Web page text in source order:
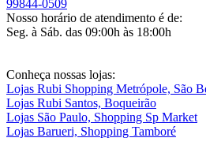
99844-0509
Nosso horário de atendimento é de:
Seg. à Sáb. das 09:00h às 18:00h
Conheça nossas lojas:
Lojas Rubi Shopping Metrópole, São
Lojas Rubi Santos, Boqueirão
Lojas São Paulo, Shopping Sp Market
Lojas Barueri, Shopping Tamboré